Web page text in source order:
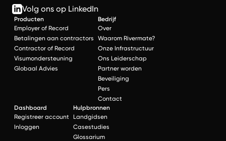
Volg ons op LinkedIn
Producten
Employer of Record
Betalingen aan contractors
Contractor of Record
Visumondersteuning
Globaal Advies
Bedrijf
Over
Waarom Rivermate?
Onze Infrastructuur
Ons Leiderschap
Partner worden
Beveiliging
Pers
Contact
Dashboard
Registreer account
Inloggen
Hulpbronnen
Landgidsen
Casestudies
Glossarium